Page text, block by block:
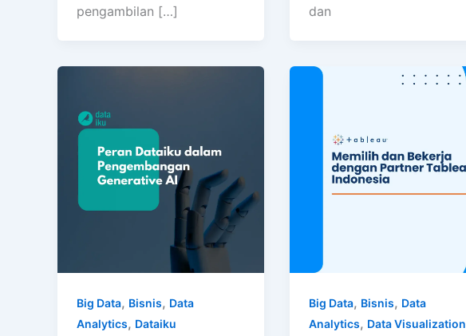
pengambilan […]
dan
Big Data, Bisnis, Data
Analytics, Dataiku
Big Data, Bisnis, Data
Analytics, Data Visualization